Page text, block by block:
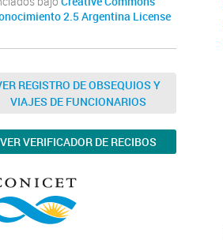
2.5 Argentina License
REGISTRO DE OBSEQUIOS Y
VIAJES DE FUNCIONARIOS
VER VERIFICADOR DE RECIBOS